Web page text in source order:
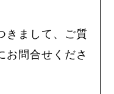
きまして、ご質
お問合せくださ